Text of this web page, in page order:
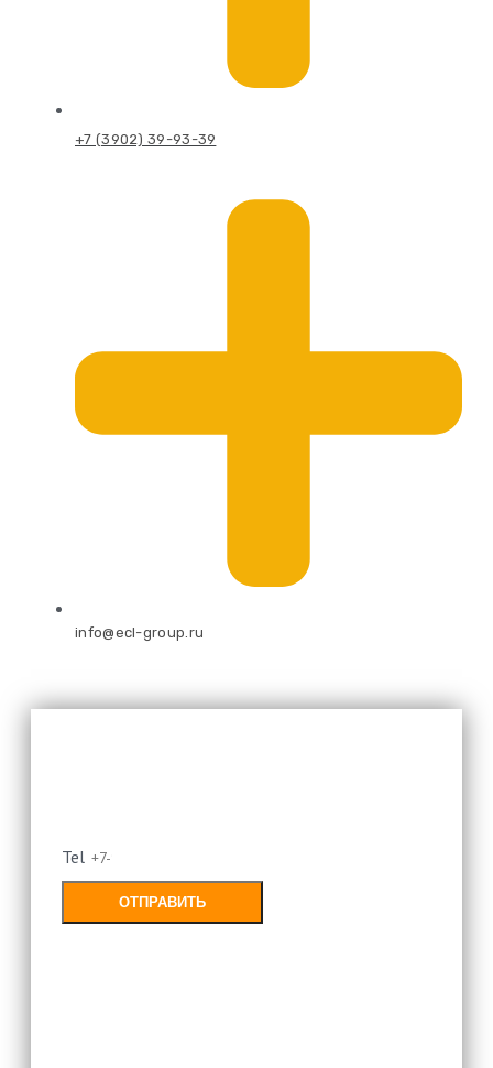
+7 (3902) 39-93-39
info@ecl-group.ru
Tel
ОТПРАВИТЬ